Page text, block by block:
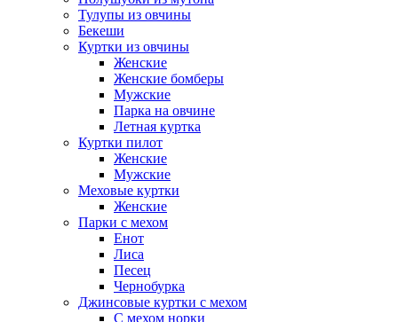
Тулупы из овчины
Бекеши
Куртки из овчины
Женские
Женские бомберы
Мужские
Парка на овчине
Летная куртка
Куртки пилот
Женские
Мужские
Меховые куртки
Женские
Парки с мехом
Енот
Лиса
Песец
Чернобурка
Джинсовые куртки с мехом
С мехом норки